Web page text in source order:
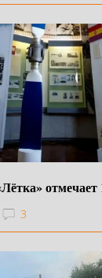
отмечает
3